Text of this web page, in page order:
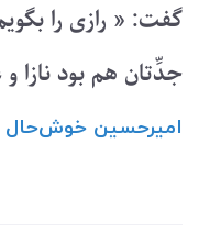
گفت: « رازی را
جدِّتان هم بود نازا
امیرحسین ‌خوش‌حال